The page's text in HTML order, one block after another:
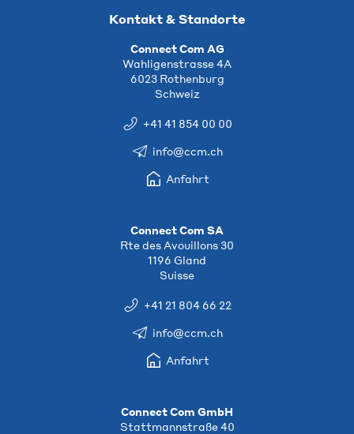
Kontakt & Standorte
Connect Com AG
Wahligenstrasse 4A
6023 Rothenburg
Schweiz
+41 41 854 00 00
info@ccm.ch
Anfahrt
Connect Com SA
Rte des Avouillons 30
1196 Gland
Suisse
+41 21 804 66 22
info@ccm.ch
Anfahrt
Connect Com GmbH
Stattmannstraße 40